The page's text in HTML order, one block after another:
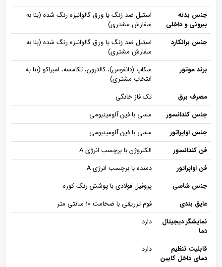
جنس بدنه
بیرونی و داخلی
استیل ضد زنگ یا ورق گالوانیزه رنگ شده (بنا به
سفارش مشتری)
جنس برانکارد
استیل ضد زنگ یا ورق گالوانیزه رنگ شده (بنا به
سفارش مشتری)
برند موتور
سکاپ (دانفوس)، کالترون، تکامسه، امبراکو (بنا به
انتخاب مشتری)
مصرف برق
تک فاز خانگی
جنس کندانسور
مسی با فین آلومینیومی
جنس اواپراتور
مسی با فین آلومینیومی
فن کندانسور
الکتروژن با برچسب انرژی A
فن اواپراتور
دمنده با برچسب انرژی A
جنس شاسی
پروفیل فولادی با پوشش رنگ کوره
عایق بندی
فوم تزریقی با ضخامت 10 سانتی متر
نمایشگر دیجیتال
دما
دارد
قابلیت تنظیم
دمای داخل کابین
دارد